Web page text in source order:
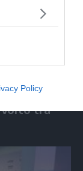
Policy
volto tra